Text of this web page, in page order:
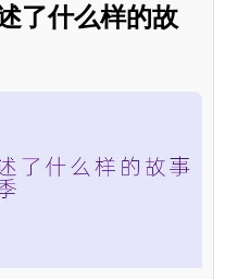
了什么样的故